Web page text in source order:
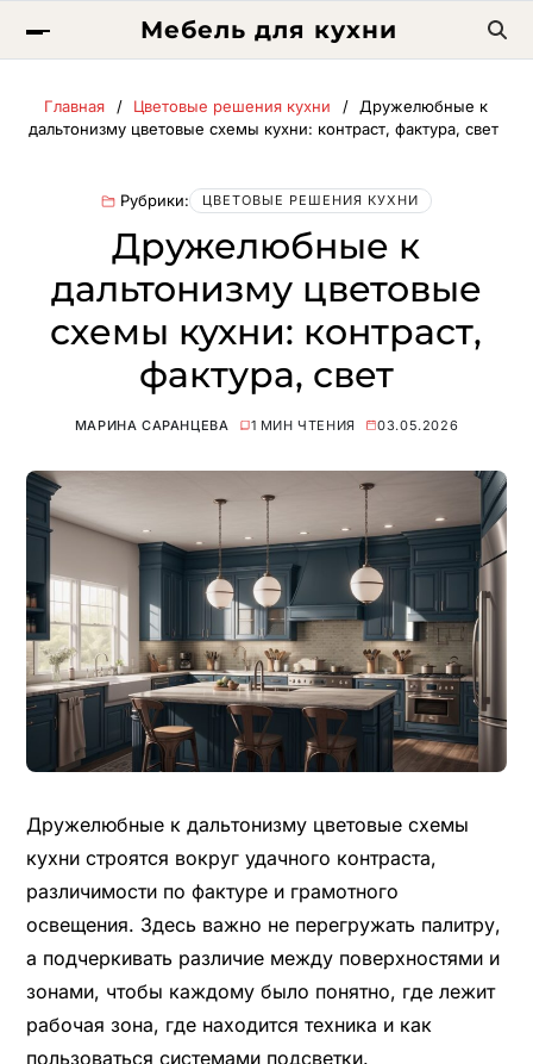
Мебель для кухни
Главная Цветовые решения кухни
Дружелюбные к
дальтонизму цветовые схемы кухни: контраст, фактура, свет
Рубрики: ЦВЕТОВЫЕ РЕШЕНИЯ КУХНИ
Дружелюбные к
дальтонизму цветовые
схемы кухни: контраст,
фактура, свет
МАРИНА САРАНЦЕВА 1 МИН ЧТЕНИЯ 03.05.2026
Дружелюбные к дальтонизму цветовые схемы
кухни строятся вокруг удачного контраста,
различимости по фактуре и грамотного
освещения. Здесь важно не перегружать палитру,
а подчеркивать различие между поверхностями и
зонами, чтобы каждому было понятно, где лежит
рабочая зона, где находится техника и как
пользоваться системами подсветки.